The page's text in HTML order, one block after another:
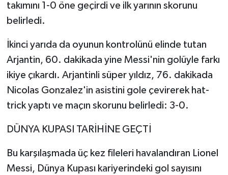
takımını 1-0 öne geçirdi ve ilk yarının skorunu
belirledi.
İkinci yarıda da oyunun kontrolünü elinde tutan
Arjantin, 60. dakikada yine Messi'nin golüyle farkı
ikiye çıkardı. Arjantinli süper yıldız, 76. dakikada
Nicolas Gonzalez'in asistini gole çevirerek hat-
trick yaptı ve maçın skorunu belirledi: 3-0.
DÜNYA KUPASI TARİHİNE GEÇTİ
Bu karşılaşmada üç kez fileleri havalandıran Lionel
Messi, Dünya Kupası kariyerindeki gol sayısını